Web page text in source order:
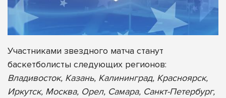
Участниками звездного матча станут
баскетболисты следующих регионов:
Владивосток, Казань, Калининград, Красноярск,
Иркутск, Москва, Орел, Самара, Санкт-Петербург,